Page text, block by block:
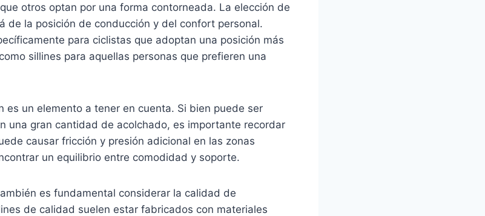
otros optan por una forma contorneada. La elección de
de la posición de conducción y del confort personal.
para ciclistas que adoptan una posición más
sillines para aquellas personas que prefieren una
es un elemento a tener en cuenta. Si bien puede ser
una gran cantidad de acolchado, es importante recordar
causar fricción y presión adicional en las zonas
un equilibrio entre comodidad y soporte.
es fundamental considerar la calidad de
de calidad suelen estar fabricados con materiales